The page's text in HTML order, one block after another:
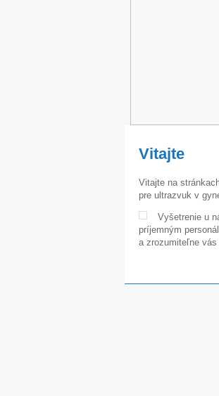
Vitajte
Vitajte na
pre ultrazvuk v
Vyšetrenie u
príjemným
a zrozumiteľne